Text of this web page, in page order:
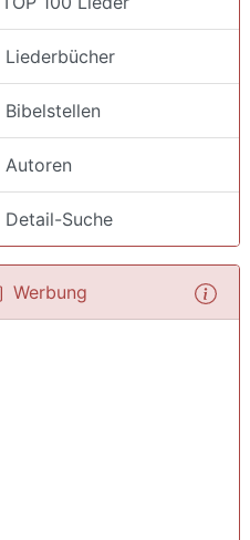
Liederbücher
Bibelstellen
Autoren
Detail-Suche
Werbung